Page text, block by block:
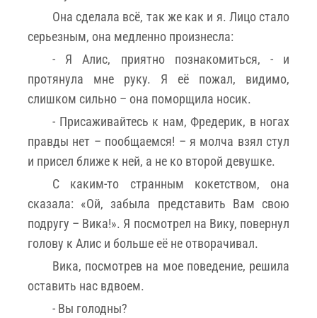
Она сделала всё, так же как и я. Лицо стало
серьезным, она медленно произнесла:
- Я Алис, приятно познакомиться, - и
протянула мне руку. Я её пожал, видимо,
слишком сильно – она поморщила носик.
- Присаживайтесь к нам, Фредерик, в ногах
правды нет – пообщаемся! – я молча взял стул
и присел ближе к ней, а не ко второй девушке.
С каким-то странным кокетством, она
сказала: «Ой, забыла представить Вам свою
подругу – Вика!». Я посмотрел на Вику, повернул
голову к Алис и больше её не отворачивал.
Вика, посмотрев на мое поведение, решила
оставить нас вдвоем.
- Вы голодны?